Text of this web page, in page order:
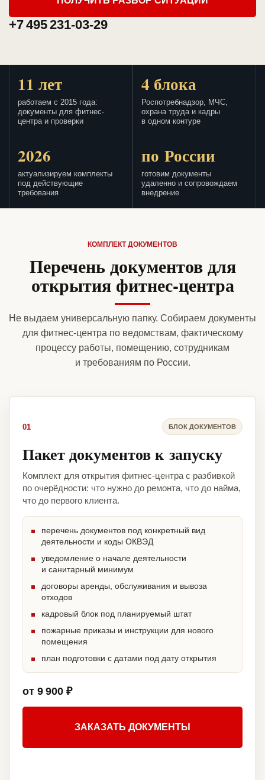
+7 495 231-03-29
11 лет
работаем с 2015 года:
документы для фитнес-
центра и проверки
4 блока
Роспотребнадзор, МЧС,
охрана труда и кадры
в одном контуре
2026
актуализируем комплекты
под действующие
требования
по России
готовим документы
удаленно и сопровождаем
внедрение
КОМПЛЕКТ ДОКУМЕНТОВ
Перечень документов для
открытия фитнес-центра
Не выдаем универсальную папку. Собираем документы
для фитнес-центра по ведомствам, фактическому
процессу работы, помещению, сотрудникам
и требованиям по России.
01 БЛОК ДОКУМЕНТОВ
Пакет документов к запуску
Комплект для открытия фитнес-центра с разбивкой
по очерёдности: что нужно до ремонта, что до найма,
что до первого клиента.
перечень документов под конкретный вид
деятельности и коды ОКВЭД
уведомление о начале деятельности
и санитарный минимум
договоры аренды, обслуживания и вывоза
отходов
кадровый блок под планируемый штат
пожарные приказы и инструкции для нового
помещения
план подготовки с датами под дату открытия
от 9 900 ₽
ЗАКАЗАТЬ ДОКУМЕНТЫ